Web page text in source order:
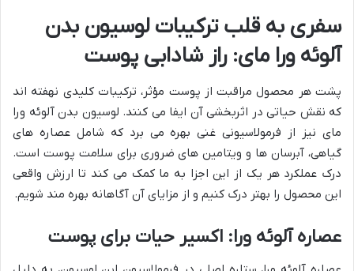
سفری به قلب ترکیبات لوسیون بدن
آلوئه ورا مای: راز شادابی پوست
پشت هر محصول مراقبت از پوست مؤثر، ترکیبات کلیدی نهفته اند
که نقش حیاتی در اثربخشی آن ایفا می کنند. لوسیون بدن آلوئه ورا
مای نیز از فرمولاسیونی غنی بهره می برد که شامل عصاره های
گیاهی، آبرسان ها و ویتامین های ضروری برای سلامت پوست است.
درک عملکرد هر یک از این اجزا به ما کمک می کند تا ارزش واقعی
این محصول را بهتر درک کنیم و از مزایای آن آگاهانه بهره مند شویم.
عصاره آلوئه ورا: اکسیر حیات برای پوست